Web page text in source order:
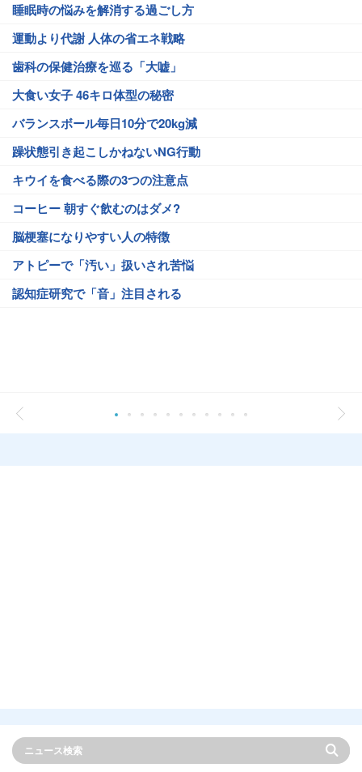
睡眠時の悩みを解消する過ごし方
運動より代謝 人体の省エネ戦略
歯科の保健治療を巡る「大嘘」
大食い女子 46キロ体型の秘密
バランスボール毎日10分で20kg減
躁状態引き起こしかねないNG行動
キウイを食べる際の3つの注意点
コーヒー 朝すぐ飲むのはダメ?
脳梗塞になりやすい人の特徴
アトピーで「汚い」扱いされ苦悩
認知症研究で「音」注目される